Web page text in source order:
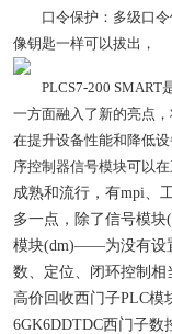
口令保护：多级口令
像钥匙一样可以拔出，
PLCS7-200 SMART是
一方面融入了新的亮点
在提升设备性能和降低
序控制器信号模块可以
成熟和流行，有mpi、
多一点，除了信号模
模块(dm)——为没有设
数、定位、闭环控制相
高价回收西门子PLC模
6GK6DDTDC西门子数